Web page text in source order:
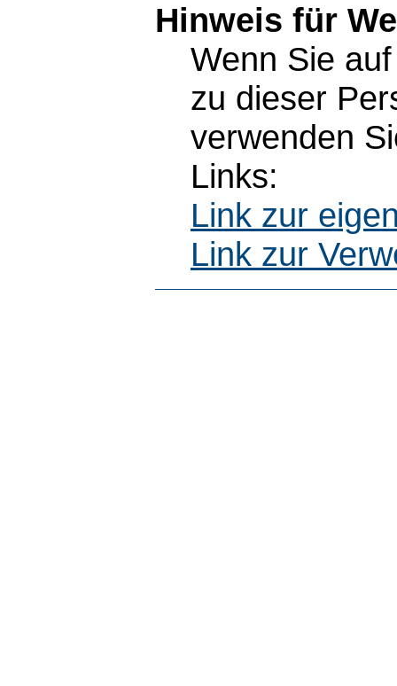
Hinweis für
Wenn Sie
zu dieser
verwenden
Links:
Link zur
Link zur